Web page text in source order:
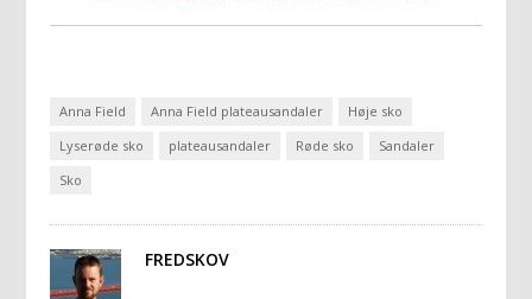
Anna Field Anna Field plateausandaler
Høje sko
Lyserøde sko
plateausandaler Røde sko
Sandaler
Sko
FREDSKOV